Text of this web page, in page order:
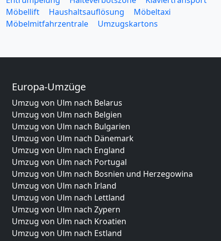
Möbellift
Haushaltsauflösung
Möbeltaxi
Möbelmitfahrzentrale
Umzugskartons
Europa-Umzüge
Umzug von Ulm nach Belarus
Umzug von Ulm nach Belgien
Umzug von Ulm nach Bulgarien
Umzug von Ulm nach Dänemark
Umzug von Ulm nach England
Umzug von Ulm nach Portugal
Umzug von Ulm nach Bosnien und Herzegowina
Umzug von Ulm nach Irland
Umzug von Ulm nach Lettland
Umzug von Ulm nach Zypern
Umzug von Ulm nach Kroatien
Umzug von Ulm nach Estland